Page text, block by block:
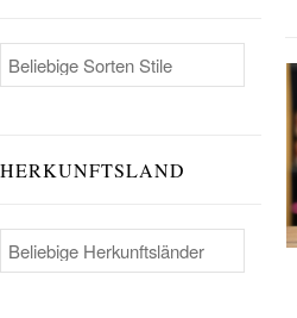
HERKUNFTSLAND